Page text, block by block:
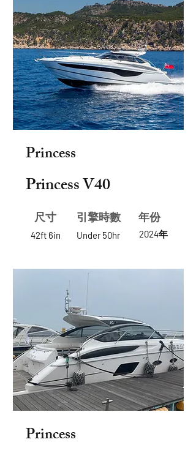
Princess
Princess V40
尺寸
42ft 6in
​引擎時數
Under 50hr
年份
2024年
Princess